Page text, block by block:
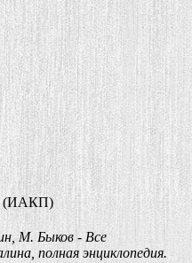
(ИАКП)
М. Быков - Все
полная энциклопедия.